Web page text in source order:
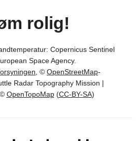
rolig!
Copernicus Sentinel
Space Agency.
, © OpenStreetMap-
Radar Topography Mission |
OpenTopoMap(CC-BY-SA)